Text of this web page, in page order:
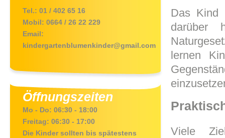
Tel.: 01 / 402 65 16
Mobil: 0664 / 26 22 229
Email:
kindergartenblumenkinder@gmail.com
Öffnungszeiten
Mo - Do: 06:30 - 18:00
Freitag: 06:30 - 17:00
Die Kinder sollten bis spätestens
Das Kind
darüber
lernen
Viele